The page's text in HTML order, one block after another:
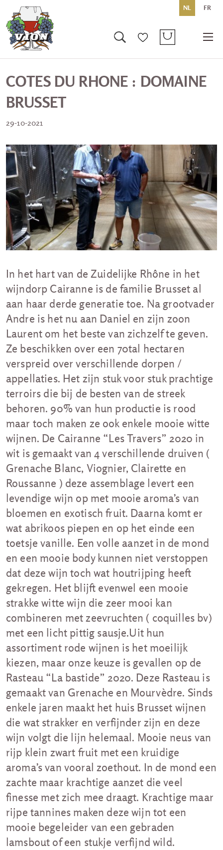
NL FR
COTES DU RHONE : DOMAINE
BRUSSET
29-10-2021
In het hart van de Zuidelijke Rhône in het
wijndorp Cairanne is de familie Brusset al
aan haar derde generatie toe. Na grootvader
Andre is het nu aan Daniel en zijn zoon
Laurent om het beste van zichzelf te geven.
Ze beschikken over een 70tal hectaren
verspreid over verschillende dorpen /
appellaties. Het zijn stuk voor stuk prachtige
terroirs die bij de besten van de streek
behoren. 90% van hun productie is rood
maar toch maken ze ook enkele mooie witte
wijnen. De Cairanne “Les Travers” 2020 in
wit is gemaakt van 4 verschillende druiven (
Grenache Blanc, Viognier, Clairette en
Roussanne ) deze assemblage levert een
levendige wijn op met mooie aroma’s van
bloemen en exotisch fruit. Daarna komt er
wat abrikoos piepen en op het einde een
toetsje vanille. Een volle aanzet in de mond
en een mooie body kunnen niet verstoppen
dat deze wijn toch wat houtrijping heeft
gekregen. Het blijft evenwel een mooie
strakke witte wijn die zeer mooi kan
combineren met zeevruchten ( coquilles bv)
met een licht pittig sausje.Uit hun
assortiment rode wijnen is het moeilijk
kiezen, maar onze keuze is gevallen op de
Rasteau “La bastide” 2020. Deze Rasteau is
gemaakt van Grenache en Mourvèdre. Sinds
enkele jaren maakt het huis Brusset wijnen
die wat strakker en verfijnder zijn en deze
wijn volgt die lijn helemaal. Mooie neus van
rijp klein zwart fruit met een kruidige
aroma’s van vooral zoethout. In de mond een
zachte maar krachtige aanzet die veel
finesse met zich mee draagt. Krachtige maar
rijpe tannines maken deze wijn tot een
mooie begeleider van een gebraden
lamsbout of een stukje verfijnd wild.